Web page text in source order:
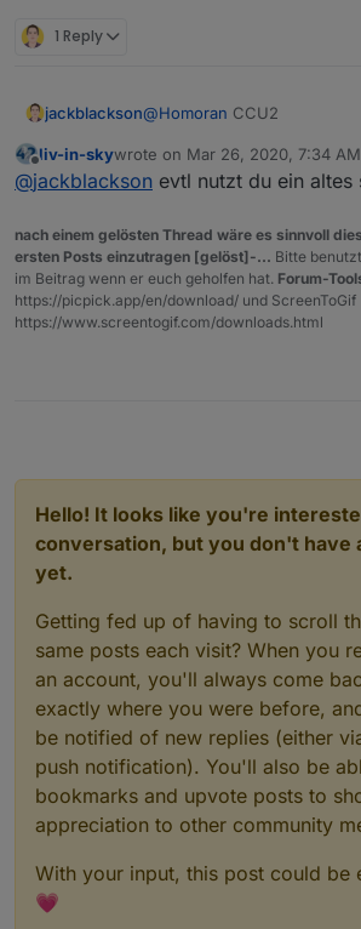
1 Reply
jackblackson@Homoran CCU2
Offline
liv-in-skywrote on Mar 26, 2020, 7:34 AM
last edited by
@jackblackson evtl nutzt du ein altes
nach einem gelösten Thread wäre es sinnvoll
ersten Posts einzutragen [gelöst]-... Bitte
im Beitrag wenn er euch geholfen hat. Forum-
https://picpick.app/en/download/ und ScreenToGif
https://www.screentogif.com/downloads.html
Hello! It looks like you're
conversation, but you don't have
yet.
Getting fed up of having to scroll
same posts each visit? When you
an account, you'll always come
exactly where you were before,
be notified of new replies (either
push notification). You'll also be
bookmarks and upvote posts to
appreciation to other community
With your input, this post could be
💗